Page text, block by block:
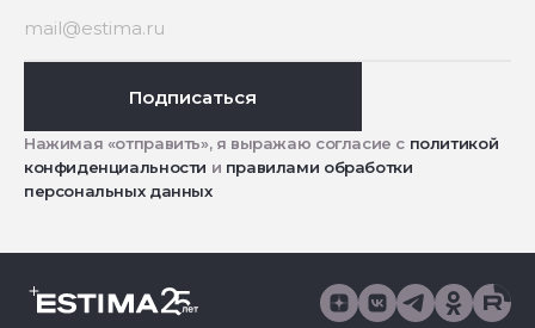
Подписаться
Нажимая «отправить», я выражаю согласие с политикой
конфиденциальности и правилами обработки
персональных данных